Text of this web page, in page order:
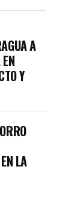
A
Y
LA